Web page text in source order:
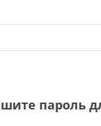
пароль